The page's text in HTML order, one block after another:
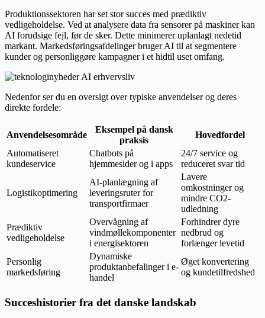
Produktionssektoren har set stor succes med prædiktiv
vedligeholdelse. Ved at analysere data fra sensorer på maskiner kan
AI forudsige fejl, før de sker. Dette minimerer uplanlagt nedetid
markant. Markedsføringsafdelinger bruger AI til at segmentere
kunder og personliggøre kampagner i et hidtil uset omfang.
Nedenfor ser du en oversigt over typiske anvendelser og deres
direkte fordele:
Anvendelsesområde
Eksempel på dansk
praksis
Hovedfordel
Automatiseret
kundeservice
Chatbots på
hjemmesider og i apps
24/7 service og
reduceret svar tid
Logistikoptimering
AI-planlægning af
leveringsruter for
transportfirmaer
Lavere
omkostninger og
mindre CO2-
udledning
Prædiktiv
vedligeholdelse
Overvågning af
vindmøllekomponenter
i energisektoren
Forhindrer dyre
nedbrud og
forlænger levetid
Personlig
markedsføring
Dynamiske
produktanbefalinger i e-
handel
Øget konvertering
og kundetilfredshed
Succeshistorier fra det danske landskab